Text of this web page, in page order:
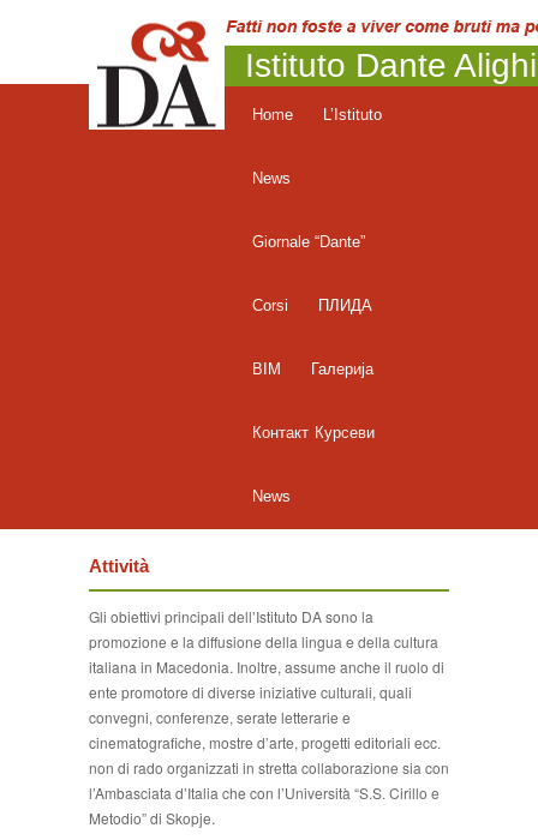
Istituto Dante
Home L’Istituto
News
Giornale “Dante”
Corsi ПЛИДА
BIM Галерија
Контакт Курсеви
News
Attività
Gli obiettivi principali dell’Istituto DA sono la
promozione e la diffusione della lingua e della cultura
italiana in Macedonia. Inoltre, assume anche il ruolo di
ente promotore di diverse iniziative culturali, quali
convegni, conferenze, serate letterarie e
cinematografiche, mostre d’arte, progetti editoriali ecc.
non di rado organizzati in stretta collaborazione sia con
l’Ambasciata d’Italia che con l’Università “S.S. Cirillo e
Metodio” di Skopje.